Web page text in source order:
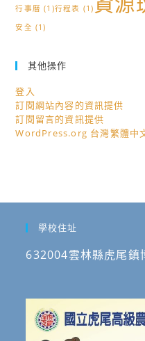
行事曆 (1)行程表 (1)
安全 (1)
其他操作
登入
訂閱網站內容的資訊提供
訂閱留言的資訊提供
WordPress.org 台灣繁體中
學校住址
632004雲林縣虎尾鎮